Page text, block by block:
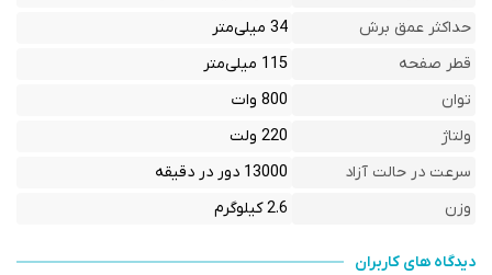
حداکثر عمق برش
34 میلی‌متر
قطر صفحه
115 میلی‌متر
توان
800 وات
ولتاژ
220 ولت
سرعت در حالت آزاد
13000 دور در دقیقه
وزن
2.6 کیلوگرم
دیدگاه های کاربران